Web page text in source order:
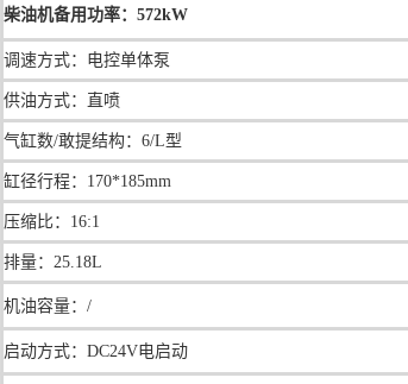
柴油机备用功率：572kW
调速方式：电控单体泵
供油方式：直喷
气缸数/敢提结构：6/L型
缸径行程： 170*185mm
压缩比： 16:1
排量：25.18L
机油容量：/
启动方式：DC24V电启动